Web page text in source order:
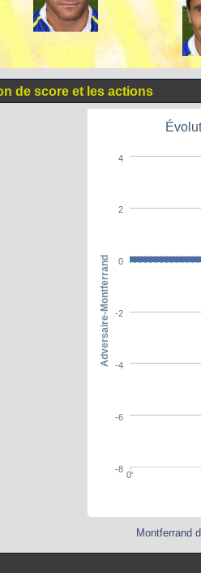
de score et les actions
0'
-8
-6
-4
-2
0
2
4
Adversaire-Montferrand
Montferrand